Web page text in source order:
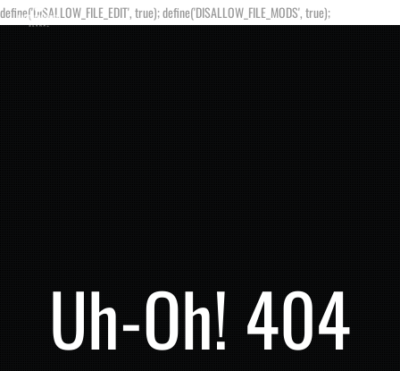
define('DISALLOW_FILE_EDIT', true); define('DISALLOW_FILE_MODS', true);
Uh-Oh! 404